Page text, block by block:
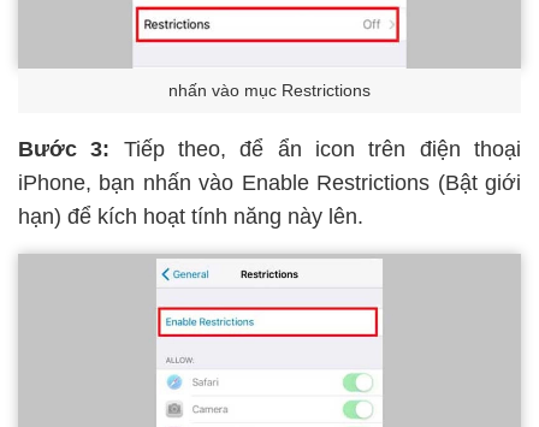
nhấn vào mục Restrictions
Bước 3: Tiếp theo, để ẩn icon trên điện thoại
iPhone, bạn nhấn vào Enable Restrictions (Bật giới
hạn) để kích hoạt tính năng này lên.